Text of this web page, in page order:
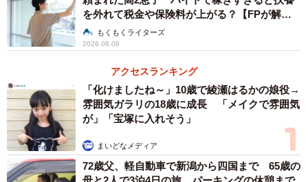
を外れて税金や保険料が上がる？【FPが解
説】もくもくライターズ
2026.08.08
アクセスランキング
「化けましたね～」10歳で綾瀬はるかの娘役→
雰囲気ガラリの18歳に成長 「メイクで雰囲気
が」「宝塚に入れそう」
まいどなメディア
72歳父、軽自動車で新潟から四国まで 65歳の